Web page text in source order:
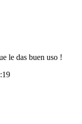
le das buen uso !